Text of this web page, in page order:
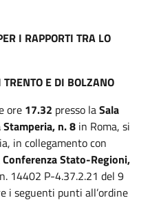
I RAPPORTI TRA LO
E DI BOLZANO
ore 17.32 presso laSala
n. 8 in Roma, si
in collegamento con
Conferenza Stato-Regioni,
14402 P-4.37.2.21 del 9
i seguenti punti all’ordine